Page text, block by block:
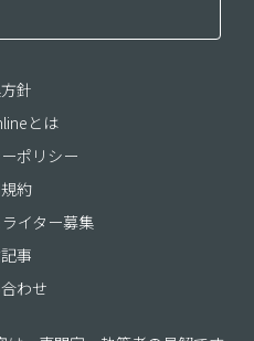
針
とは
ポリシー
約
イター募集
事
わせ